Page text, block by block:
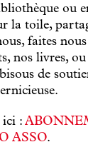
ou
la toile,
faites
nos livres,
de
ici :
ASSO.